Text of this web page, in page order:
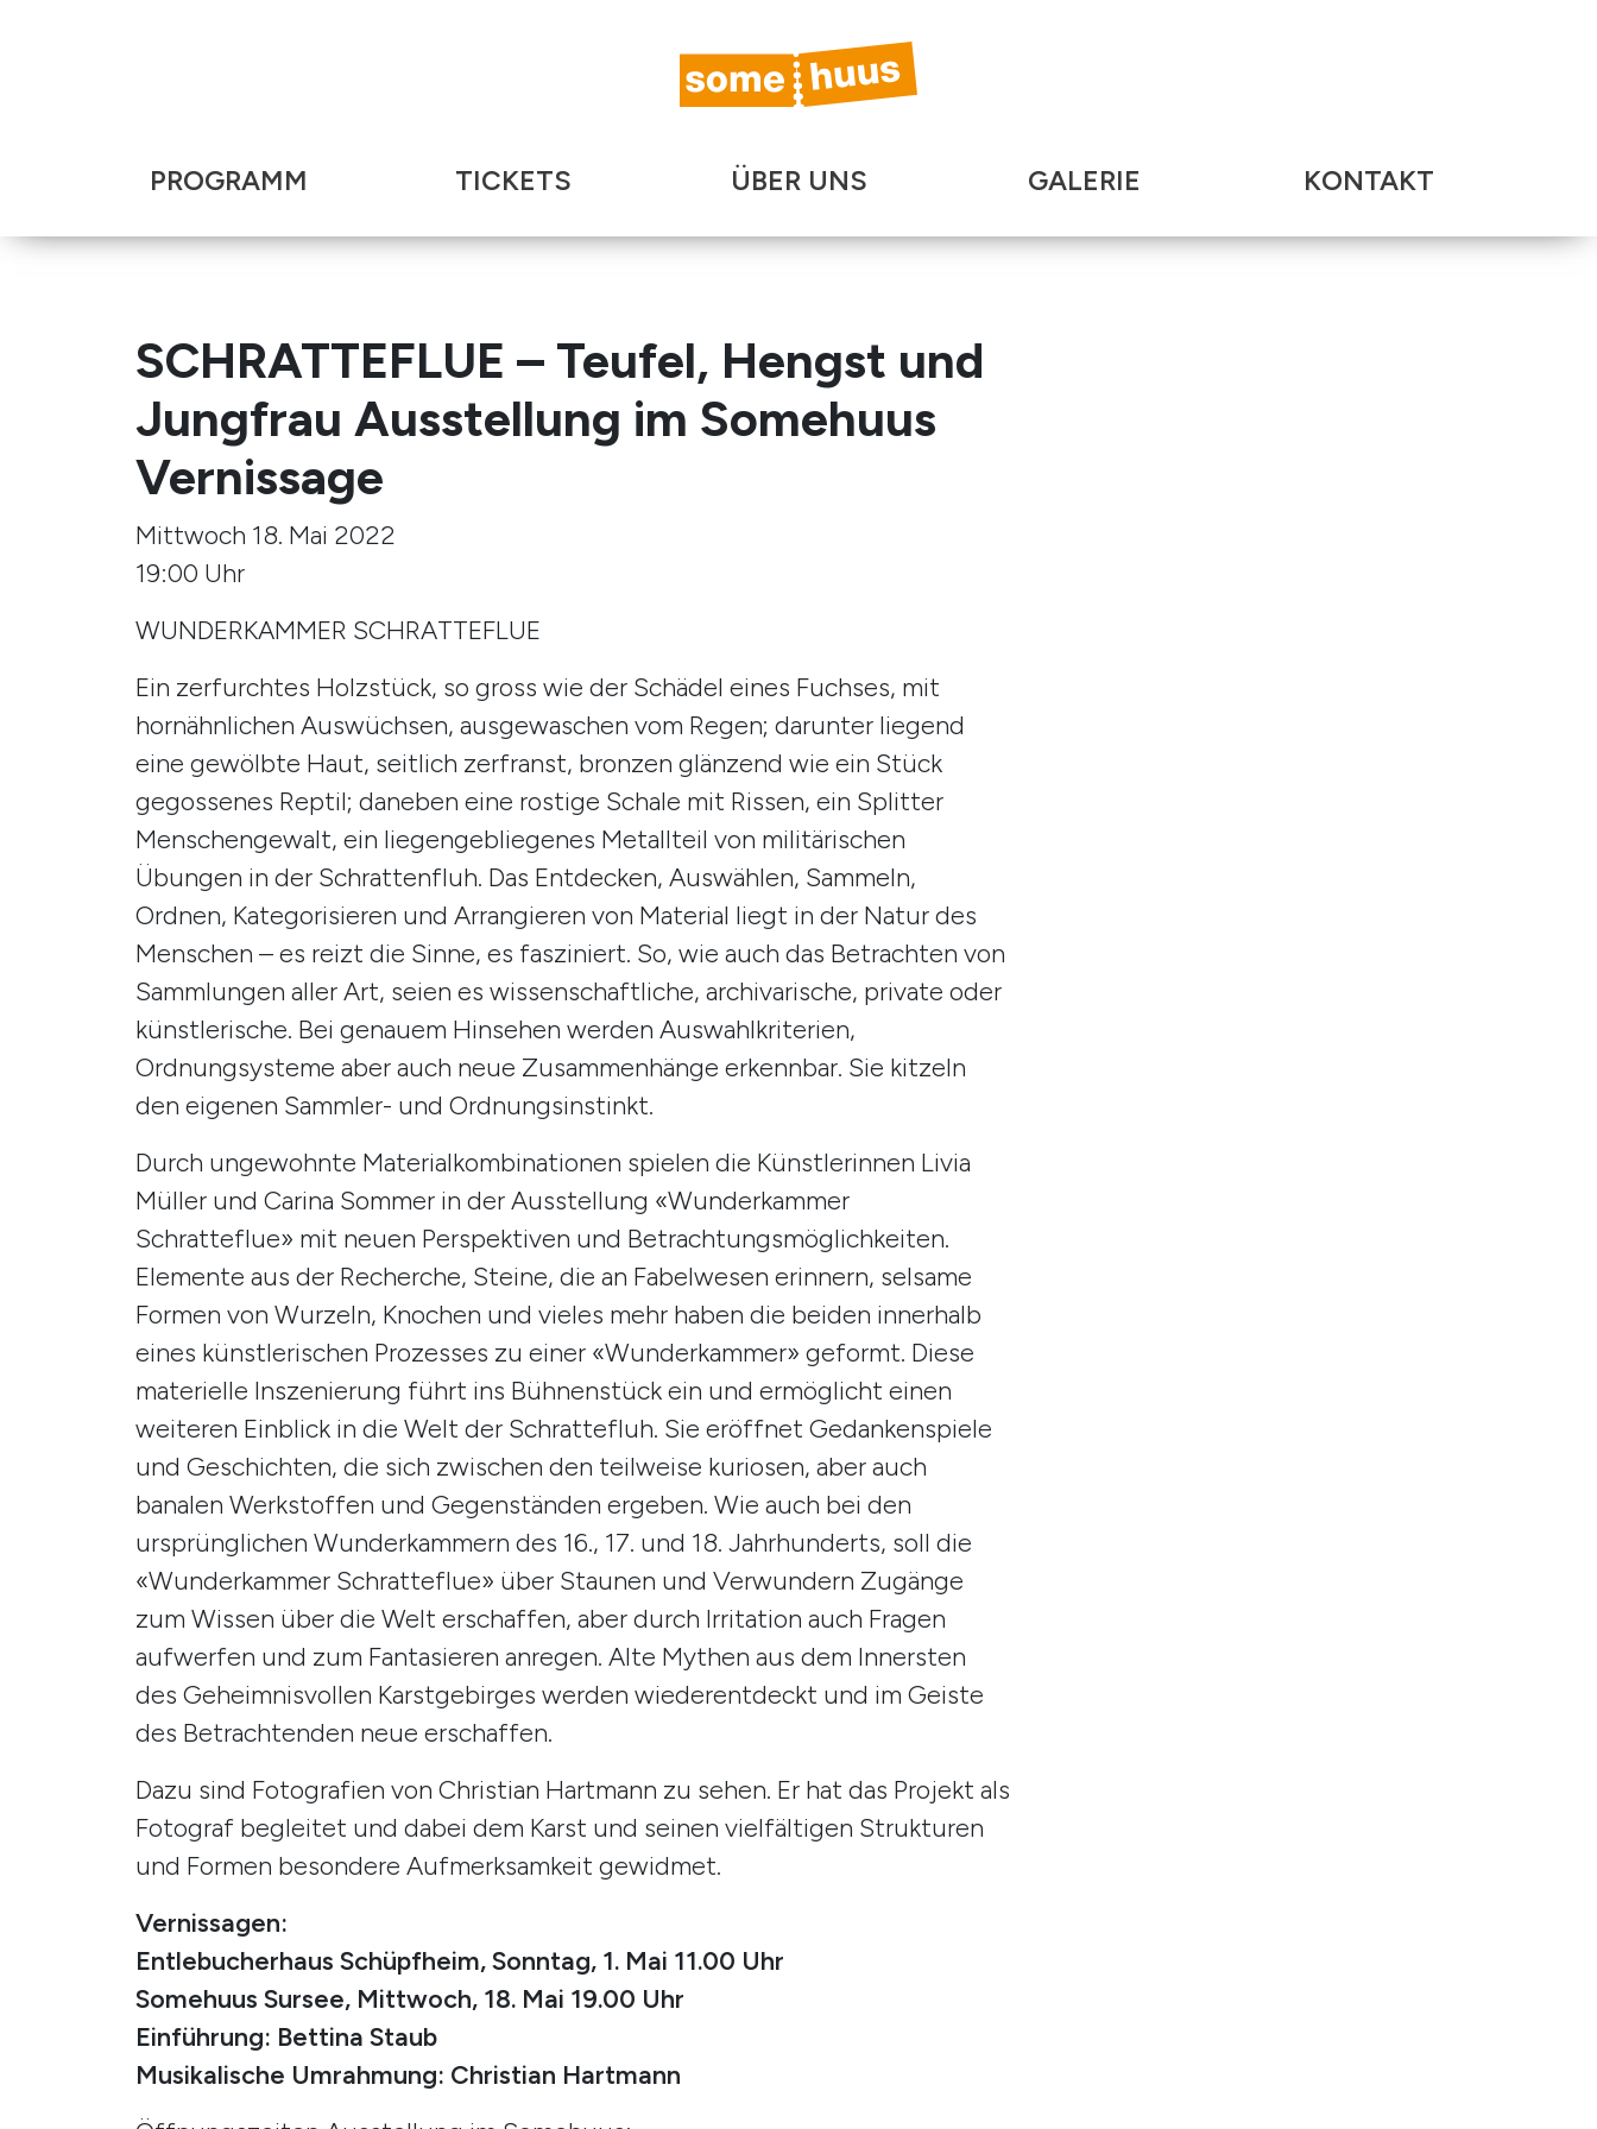
PROGRAMM TICKETS ÜBER UNS GALERIE KONTAKT
SCHRATTEFLUE – Teufel, Hengst und
Jungfrau Ausstellung im Somehuus
Vernissage
Mittwoch 18. Mai 2022
19:00 Uhr
WUNDERKAMMER SCHRATTEFLUE
Ein zerfurchtes Holzstück, so gross wie der Schädel eines Fuchses, mit
hornähnlichen Auswüchsen, ausgewaschen vom Regen; darunter liegend
eine gewölbte Haut, seitlich zerfranst, bronzen glänzend wie ein Stück
gegossenes Reptil; daneben eine rostige Schale mit Rissen, ein Splitter
Menschengewalt, ein liegengebliegenes Metallteil von militärischen
Übungen in der Schrattenfluh. Das Entdecken, Auswählen, Sammeln,
Ordnen, Kategorisieren und Arrangieren von Material liegt in der Natur des
Menschen – es reizt die Sinne, es fasziniert. So, wie auch das Betrachten von
Sammlungen aller Art, seien es wissenschaftliche, archivarische, private oder
künstlerische. Bei genauem Hinsehen werden Auswahlkriterien,
Ordnungsysteme aber auch neue Zusammenhänge erkennbar. Sie kitzeln
den eigenen Sammler- und Ordnungsinstinkt.
Durch ungewohnte Materialkombinationen spielen die Künstlerinnen Livia
Müller und Carina Sommer in der Ausstellung «Wunderkammer
Schratteflue» mit neuen Perspektiven und Betrachtungsmöglichkeiten.
Elemente aus der Recherche, Steine, die an Fabelwesen erinnern, selsame
Formen von Wurzeln, Knochen und vieles mehr haben die beiden innerhalb
eines künstlerischen Prozesses zu einer «Wunderkammer» geformt. Diese
materielle Inszenierung führt ins Bühnenstück ein und ermöglicht einen
weiteren Einblick in die Welt der Schrattefluh. Sie eröffnet Gedankenspiele
und Geschichten, die sich zwischen den teilweise kuriosen, aber auch
banalen Werkstoffen und Gegenständen ergeben. Wie auch bei den
ursprünglichen Wunderkammern des 16., 17. und 18. Jahrhunderts, soll die
«Wunderkammer Schratteflue» über Staunen und Verwundern Zugänge
zum Wissen über die Welt erschaffen, aber durch Irritation auch Fragen
aufwerfen und zum Fantasieren anregen. Alte Mythen aus dem Innersten
des Geheimnisvollen Karstgebirges werden wiederentdeckt und im Geiste
des Betrachtenden neue erschaffen.
Dazu sind Fotografien von Christian Hartmann zu sehen. Er hat das Projekt als
Fotograf begleitet und dabei dem Karst und seinen vielfältigen Strukturen
und Formen besondere Aufmerksamkeit gewidmet.
Vernissagen:
Entlebucherhaus Schüpfheim, Sonntag, 1. Mai 11.00 Uhr
Somehuus Sursee, Mittwoch, 18. Mai 19.00 Uhr
Einführung: Bettina Staub
Musikalische Umrahmung: Christian Hartmann